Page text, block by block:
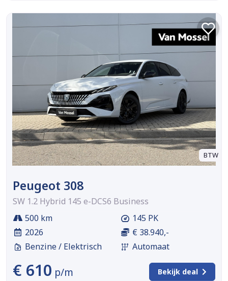
BTW
Peugeot 308
SW 1.2 Hybrid 145 e-DCS6 Business
500 km
2026
Benzine / Elektrisch
145 PK
€ 38.940,-
Automaat
€ 610 p/m Bekijk deal